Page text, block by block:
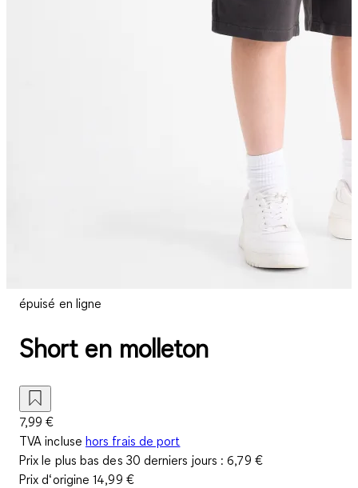
épuisé en ligne
Short en molleton
7,99 €
TVA incluse hors frais de port
Prix le plus bas des 30 derniers jours :6,79 €
Prix d‘origine14,99 €